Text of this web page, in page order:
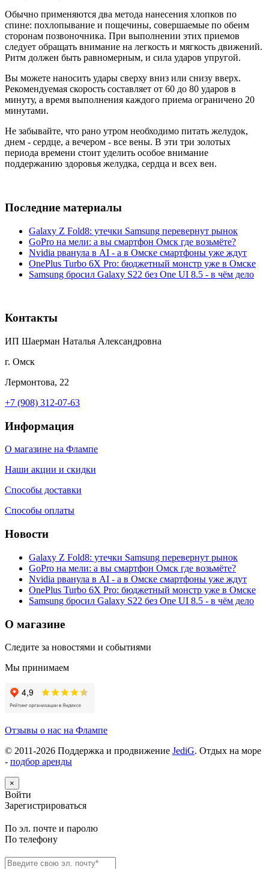
Обычно применяются два метода нанесения хлопков по
спине: похлопывание и пощечины, совершаемые по обеим
сторонам позвоночника. При выполнении этих приемов
следует обращать внимание на легкость и мягкость движений.
Ритм должен быть равномерным, и сила ударов упругой.
Вы можете наносить удары сверху вниз или снизу вверх.
Рекомендуемая скорость составляет от 60 до 80 ударов в
минуту, а время выполнения каждого приема ограничено 20
минутами.
Не забывайте, что рано утром необходимо питать желудок,
днем - сердце, а вечером - все вены. В эти три золотых
периода времени стоит уделить особое внимание
поддержанию здоровья желудка, сердца и всех вен.
Последние материалы
Galaxy Z Fold8: утечки Samsung перевернут рынок
GoPro на мели: а вы смартфон Омск где возьмёте?
Nvidia рванула в AI - а в Омске смартфоны уже ждут
OnePlus Turbo 6X Pro: бюджетный монстр уже в Омске
Samsung бросил Galaxy S22 без One UI 8.5 - в чём дело
Контакты
ИП Шаерман Наталья Александровна
г. Омск
Лермонтова, 22
+7 (908) 312-07-63
Информация
О магазине на Флампе
Наши акции и скидки
Способы доставки
Способы оплаты
Новости
Galaxy Z Fold8: утечки Samsung перевернут рынок
GoPro на мели: а вы смартфон Омск где возьмёте?
Nvidia рванула в AI - а в Омске смартфоны уже ждут
OnePlus Turbo 6X Pro: бюджетный монстр уже в Омске
Samsung бросил Galaxy S22 без One UI 8.5 - в чём дело
О магазине
Следите за новостями и событиями
Мы принимаем
Отзывы о нас на Флампе
© 2011-2026 Поддержка и продвижение JediG. Отдых на море
- подбор аренды
×
Войти
Зарегистрироваться
По эл. почте и паролю
По телефону